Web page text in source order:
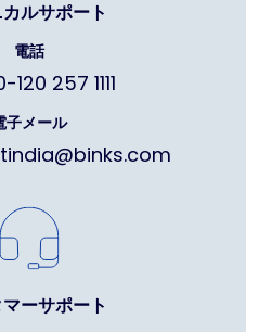
ルサポート
電話
257 1111
子メール
ーサポート